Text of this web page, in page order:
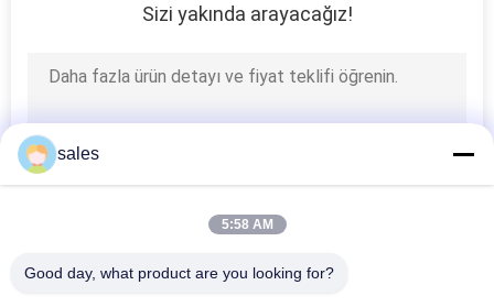
Sizi yakında arayacağız!
sales
5:58 AM
Good day, what product are you looking for?